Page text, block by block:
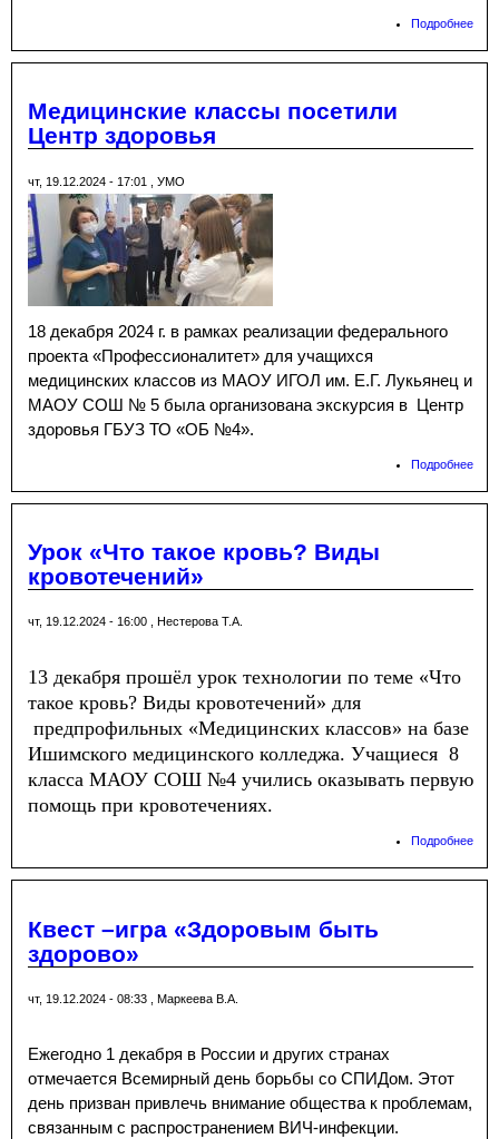
Подробнее
Медицинские классы посетили
Центр здоровья
чт, 19.12.2024 - 17:01 УМО
18 декабря 2024 г. в рамках реализации федерального
проекта «Профессионалитет» для учащихся
медицинских классов из МАОУ ИГОЛ им. Е.Г. Лукьянец и
МАОУ СОШ № 5 была организована экскурсия в Центр
здоровья ГБУЗ ТО «ОБ №4».
Подробнее
Урок «Что такое кровь? Виды
кровотечений»
чт, 19.12.2024 - 16:00 , Нестерова Т.А.
13 декабря прошёл урок технологии по теме «Что
такое кровь? Виды кровотечений» для
предпрофильных «Медицинских классов» на базе
Ишимского медицинского колледжа. Учащиеся 8
класса МАОУ СОШ №4 учились оказывать первую
помощь при кровотечениях.
Подробнее
Квест –игра «Здоровым быть
здорово»
чт, 19.12.2024 - 08:33 Маркеева В.А.
Ежегодно 1 декабря в России и других странах
отмечается Всемирный день борьбы со СПИДом. Этот
день призван привлечь внимание общества к проблемам,
связанным с распространением ВИЧ-инфекции.